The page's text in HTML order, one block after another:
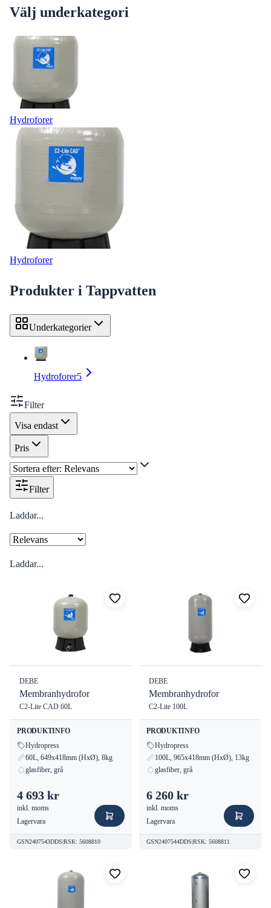
Välj underkategori
Hydroforer
Hydroforer
Produkter i Tappvatten
Underkategorier
Hydroforer5
Filter
Visa endast
Pris
Filter
Laddar...
Laddar...
DEBE
Membranhydrofor
C2-Lite CAD 60L
PRODUKTINFO
Hydropress
60L, 649x418mm (HxØ), 8kg
glasfiber, grå
4 693 kr
inkl. moms
Lagervara
GSN2407543DDS|RSK: 5608810
DEBE
Membranhydrofor
C2-Lite 100L
PRODUKTINFO
Hydropress
100L, 965x418mm (HxØ), 13kg
glasfiber, grå
6 260 kr
inkl. moms
Lagervara
GSN2407544DDS|RSK: 5608811